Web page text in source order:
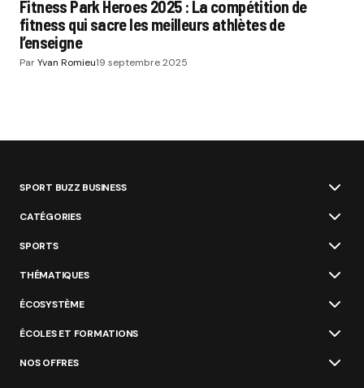
Fitness Park Heroes 2025 : La compétition de
fitness qui sacre les meilleurs athlètes de
l’enseigne
ParYvan Romieu19 septembre 2025
SPORT BUZZ BUSINESS
CATÉGORIES
SPORTS
THÉMATIQUES
ÉCOSYSTÈME
ÉCOLES ET FORMATIONS
NOS OFFRES